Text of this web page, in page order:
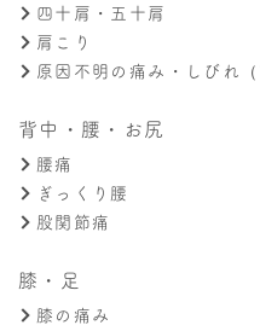
四十肩・五十肩
肩こり
原因不明の痛み・しびれ（
背中・腰・お尻
腰痛
ぎっくり腰
股関節痛
膝・足
膝の痛み